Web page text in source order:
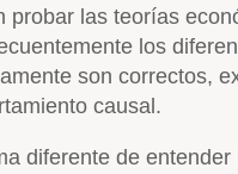
probar las teorías
los
son correctos,
causal.
diferente de